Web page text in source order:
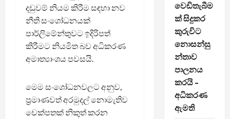
දඩුවම් නියම කිරීම සඳහා නව
නීති සංශෝධනයක්
පාර්ලිමේන්තුවට ඉදිරිපත්
කිරීමට නියමිත බව අධිකරණ
අමාත්‍යාංශය පවසයි.
මෙම සංශෝධනවලට අනුව,
ප්‍රමාණවත් අරමුදල් නොමැතිව
චෙක්පතක් නිකුත් කරන
වෙඩිතැබීම
ක් සිදුකර
කුරුවිට
නොසන්සු
න්තාව
පාලනය
කරයි –
අධිකරණ
ඇමති